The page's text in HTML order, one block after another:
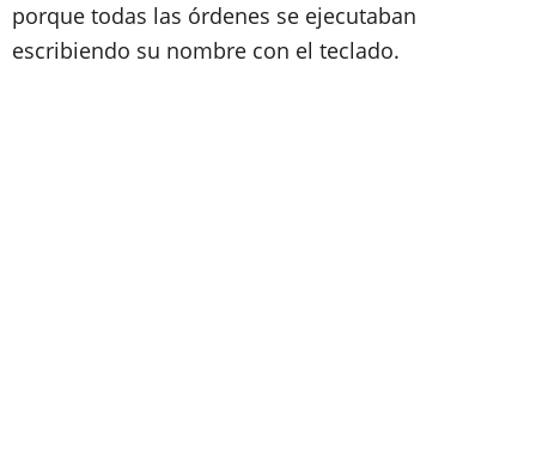
porque todas las órdenes se ejecutaban
escribiendo su nombre con el teclado.